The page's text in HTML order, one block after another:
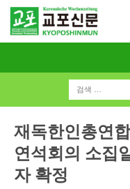
재독한인총연
연석회의 소집
자 확정